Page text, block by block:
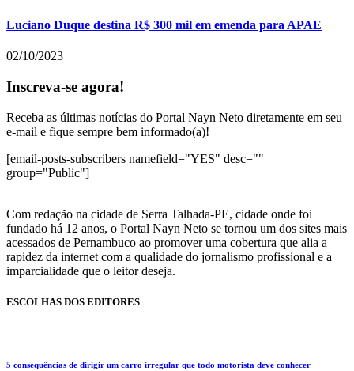
Luciano Duque destina R$ 300 mil em emenda para APAE
02/10/2023
Inscreva-se agora!
Receba as últimas notícias do Portal Nayn Neto diretamente em seu
e-mail e fique sempre bem informado(a)!
[email-posts-subscribers namefield="YES" desc=""
group="Public"]
Com redação na cidade de Serra Talhada-PE, cidade onde foi
fundado há 12 anos, o Portal Nayn Neto se tornou um dos sites mais
acessados de Pernambuco ao promover uma cobertura que alia a
rapidez da internet com a qualidade do jornalismo profissional e a
imparcialidade que o leitor deseja.
ESCOLHAS DOS EDITORES
5 consequências de dirigir um carro irregular que todo motorista deve conhecer